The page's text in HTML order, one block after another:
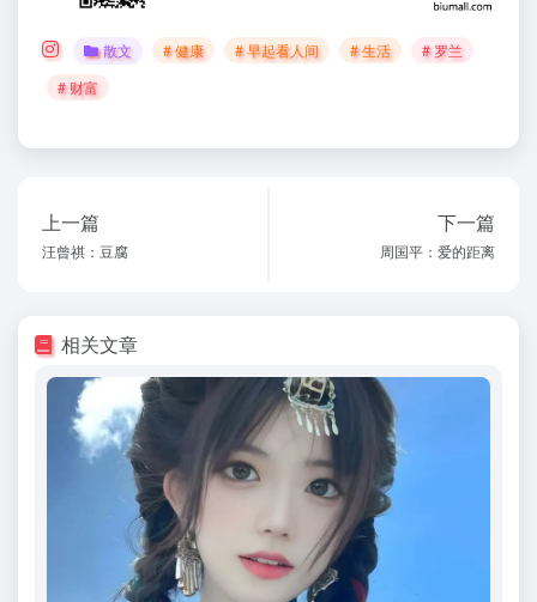
散文 # 健康 # 早起看人间 # 生活
# 罗兰
# 财富
上一篇
汪曾祺：豆腐
下一篇
周国平：爱的距离
相关文章